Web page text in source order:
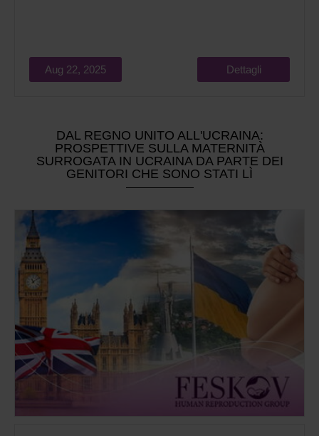
Aug 22, 2025 Dettagli
DAL REGNO UNITO ALL'UCRAINA:
PROSPETTIVE SULLA MATERNITÀ
SURROGATA IN UCRAINA DA PARTE DEI
GENITORI CHE SONO STATI LÌ